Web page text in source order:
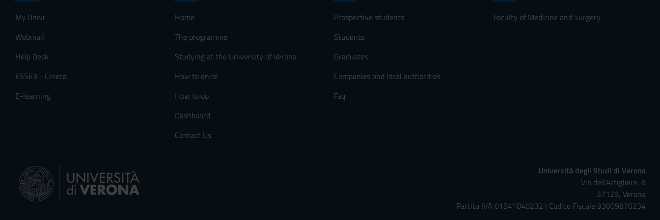
My Univr
Webmail
Help Desk
ESSE3 - Cineca
E-learning
Home
The programme
Studying at the University of Verona
How to enrol
How to do
Dashboard
Contact Us
Prospective students
Students
Graduates
Companies and local authorities
Faq
Faculty of Medicine and Surgery
Università degli Studi di Verona
Via dell'Artigliere, 8
37129, Verona
Partita IVA 01541040232 | Codice Fiscale 93009870234